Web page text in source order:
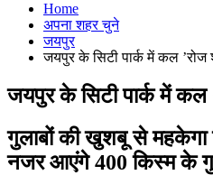
Home
अपना शहर चुने
जयपुर
जयपुर के सिटी पार्क में कल
जयपुर के सिटी पार्क में कल
गुलाबों की खुशबू से महकेगा
नजर आएंगे 400 किस्म के